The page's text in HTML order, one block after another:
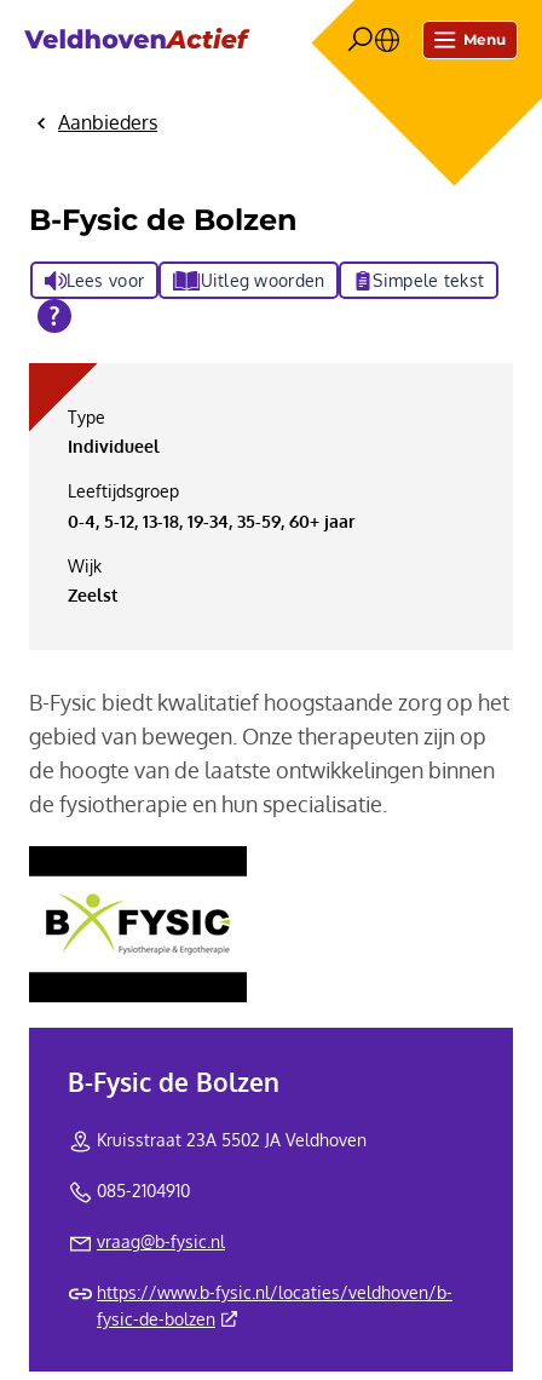
Menu
HomeAanbieders
B-Fysic de Bolzen
Lees voor Uitleg woorden Simpele tekst
Type
Individueel
Leeftijdsgroep
0-4, 5-12, 13-18, 19-34, 35-59, 60+ jaar
Wijk
Zeelst
B-Fysic biedt kwalitatief hoogstaande zorg op het
gebied van bewegen. Onze therapeuten zijn op
de hoogte van de laatste ontwikkelingen binnen
de fysiotherapie en hun specialisatie.
B-Fysic de Bolzen
Kruisstraat 23A 5502 JA Veldhoven
085-2104910
vraag@b-fysic.nl
https://www.b-fysic.nl/locaties/veldhoven/b-
fysic-de-bolzen(Deze link gaat naar een externe website)